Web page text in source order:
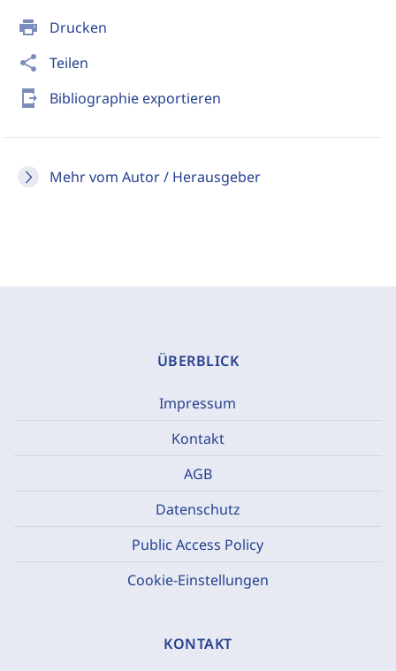
print Drucken
share Teilen
send_to_mobile Bibliographie exportieren
Mehr vom Autor / Herausgeber
ÜBERBLICK
Impressum
Kontakt
AGB
Datenschutz
Public Access Policy
Cookie-Einstellungen
KONTAKT